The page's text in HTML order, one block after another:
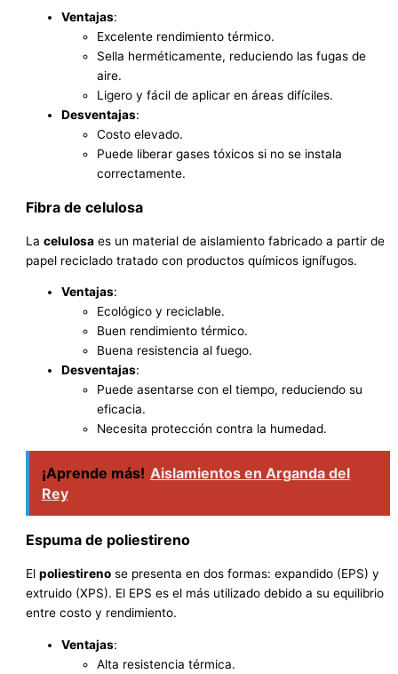
Ventajas:
Excelente rendimiento térmico.
Sella herméticamente, reduciendo las fugas de
aire.
Ligero y fácil de aplicar en áreas difíciles.
Desventajas:
Costo elevado.
Puede liberar gases tóxicos si no se instala
correctamente.
Fibra de celulosa
Lacelulosa es un material de aislamiento fabricado a partir de
papel reciclado tratado con productos químicos ignífugos.
Ventajas:
Ecológico y reciclable.
Buen rendimiento térmico.
Buena resistencia al fuego.
Desventajas:
Puede asentarse con el tiempo, reduciendo su
eficacia.
Necesita protección contra la humedad.
¡Aprende más! Aislamientos en Arganda del
Rey
Espuma de poliestireno
Elpoliestireno se presenta en dos formas: expandido (EPS) y
extruido (XPS). El EPS es el más utilizado debido a su equilibrio
entre costo y rendimiento.
Ventajas:
Alta resistencia térmica.